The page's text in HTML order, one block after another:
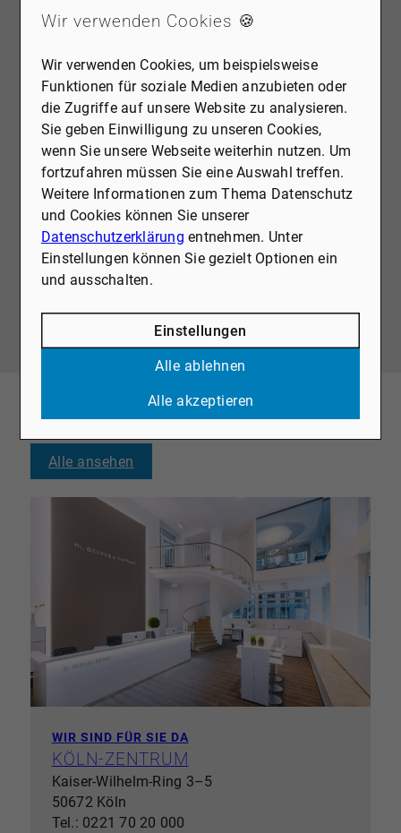
ERSTELLEN SIE JETZT IHR KOSTENFREIES UND
UNVERBINDLICHES SUCHPROFIL
DEFINIEREN SIE IHRE
WUNSCHKRITERIEN UND ERHALTEN SIE
PASSENDE IMMOBILIENANGEBOTE.
Möchten Sie Ihr Profil anlegen? Füllen Sie einfach
unser Kontaktformular aus und wir geben Ihnen
dann umgehend den Zugang zu Ihrem
persönlichen Suchprofilbereich.
FÜR SIE DIREKT VOR ORT
Alle ansehen
WIR SIND FÜR SIE DA
KÖLN-ZENTRUM
Kaiser-Wilhelm-Ring 3–5
50672 Köln
Tel.: 0221 70 20 000
Wir verwenden Cookies 🍪
Wir verwenden Cookies, um beispielsweise
Funktionen für soziale Medien anzubieten oder
die Zugriffe auf unsere Website zu analysieren.
Sie geben Einwilligung zu unseren Cookies,
wenn Sie unsere Webseite weiterhin nutzen. Um
fortzufahren müssen Sie eine Auswahl treffen.
Weitere Informationen zum Thema Datenschutz
und Cookies können Sie unserer
Datenschutzerklärung entnehmen. Unter
Einstellungen können Sie gezielt Optionen ein
und ausschalten.
Einstellungen
Alle ablehnen
Alle akzeptieren